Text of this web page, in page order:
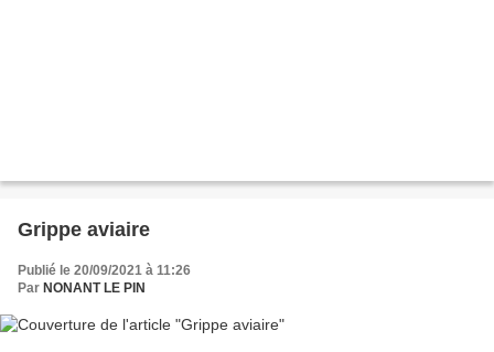
Grippe aviaire
Publié le 20/09/2021 à 11:26
Par NONANT LE PIN